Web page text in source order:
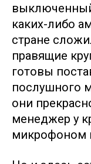
каких-либо
стране
правящие
готовы
послушного
они
менеджер у
микрофоном